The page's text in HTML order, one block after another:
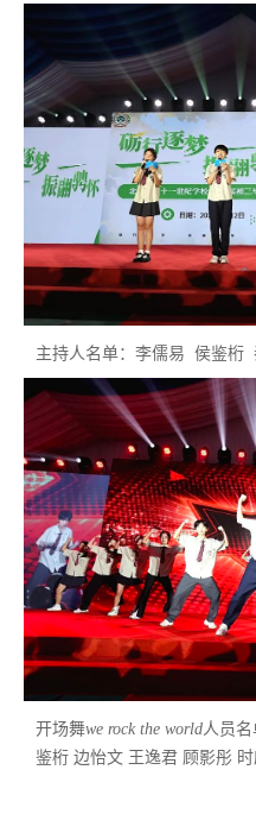
主持人名单：李儒易 侯鉴桁
开场舞we rock the world人员
鉴桁 边怡文 王逸君 顾影彤